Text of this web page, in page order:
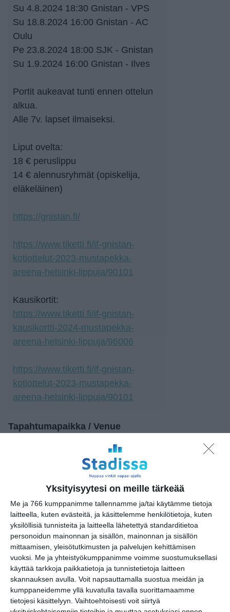
Yksityisyytesi on meille tärkeää
Me ja 766 kumppanimme tallennamme ja/tai käytämme tietoja
laitteella, kuten evästeitä, ja käsittelemme henkilötietoja, kuten
yksilöllisiä tunnisteita ja laitteella lähetettyä standarditietoa
personoidun mainonnan ja sisällön, mainonnan ja sisällön
mittaamisen, yleisötutkimusten ja palvelujen kehittämisen
vuoksi. Me ja yhteistyökumppanimme voimme suostumuksellasi
käyttää tarkkoja paikkatietoja ja tunnistetietoja laitteen
skannauksen avulla. Voit napsauttamalla suostua meidän ja
kumppaneidemme yllä kuvatulla tavalla suorittamaamme
tietojesi käsittelyyn. Vaihtoehtoisesti voit siirtyä
Su 4.8.2024 18:30 Gnistan - VPS
Su 18.8.2024 16:00 Gnistan - AC
Oulu
Pe 23.8.2024 18:00 SJK - Gnistan
Su 1.9.2024 16:00 Gnistan - Ilves
Portit aukeavat tunti ennen ottelun
alkua.
Alle 7v. lapset ilmaiseksi.
Liput ovelta:
18 € peruslippu
14 € alennusryhmät (opiskelija,
eläkeläinen)
https://gnistan.fi/
https://www.tiketti.fi/if-gnistan-
kotiottelut-2023-mustapekka-
areena-helsinki-lippuja/90101
Kausikortit:
https://www.tiketti.fi/if-gnistan-
kausikortti-2024-mustapekka-
areena-helsinki-lippuja/96006
https://www.tiketti.fi/if-gnistan-
kotiottelut-2023-mustapekka-
areena-helsinki-lippuja/90101
Tapahtumapaikka / Venue
Markku.fi Areena (ent.
Mustapekka Areena)
Käskynhaltijantie 11
00640 Helsinki
Kopioi tapahtuman linkki / Copy event
link
Tilaa tapahtumavinkit sähköpostiisi
Jaa tapahtuma valitsemassasi
palvelussa / share this event on: